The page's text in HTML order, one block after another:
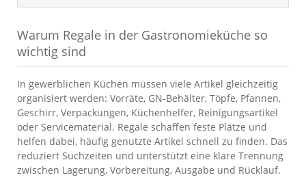
Warum Regale in der Gastronomieküche so
wichtig sind
In gewerblichen Küchen müssen viele Artikel gleichzeitig
organisiert werden: Vorräte, GN-Behälter, Töpfe, Pfannen,
Geschirr, Verpackungen, Küchenhelfer, Reinigungsartikel
oder Servicematerial. Regale schaffen feste Plätze und
helfen dabei, häufig genutzte Artikel schnell zu finden. Das
reduziert Suchzeiten und unterstützt eine klare Trennung
zwischen Lagerung, Vorbereitung, Ausgabe und Rücklauf.